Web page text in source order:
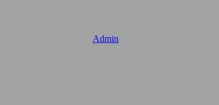
Admin